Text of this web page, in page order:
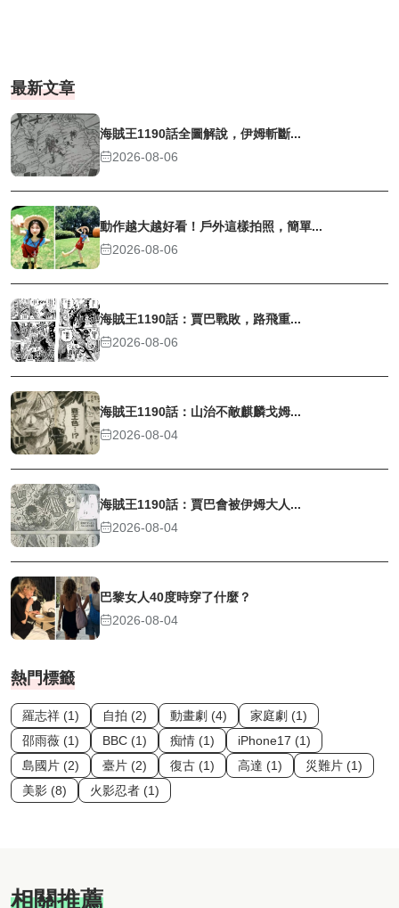
最新文章
海賊王1190話全圖解說，伊姆斬斷...
2026-08-06
動作越大越好看！戶外這樣拍照，簡單...
2026-08-06
海賊王1190話：賈巴戰敗，路飛重...
2026-08-06
海賊王1190話：山治不敵麒麟戈姆...
2026-08-04
海賊王1190話：賈巴會被伊姆大人...
2026-08-04
巴黎女人40度時穿了什麼？
2026-08-04
熱門標籤
羅志祥 (1) 自拍 (2) 動畫劇 (4)
家庭劇 (1)
邵雨薇 (1)
BBC (1) 痴情 (1)
iPhone17 (1)
島國片 (2)
臺片 (2) 復古 (1) 高達 (1)
災難片 (1)
美影 (8)
火影忍者 (1)
相關推薦